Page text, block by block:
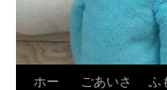
ホー
ごあいさ
ふ